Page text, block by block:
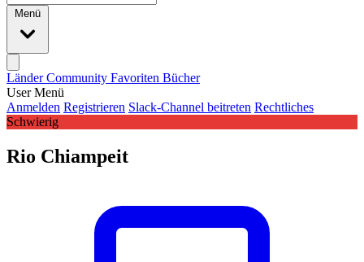
Menü
LänderCommunity Favoriten Bücher
User Menü
Anmelden Registrieren Slack-Channel beitreten Rechtliches
Schwierig
Rio Chiampeit